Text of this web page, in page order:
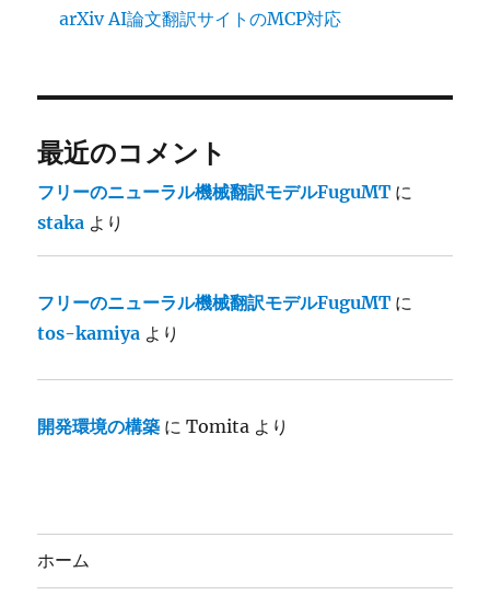
arXiv AI論文翻訳サイトのMCP対応
最近のコメント
フリーのニューラル機械翻訳モデルFuguMT に
staka より
フリーのニューラル機械翻訳モデルFuguMT に
tos-kamiya より
開発環境の構築 にTomita より
ホーム